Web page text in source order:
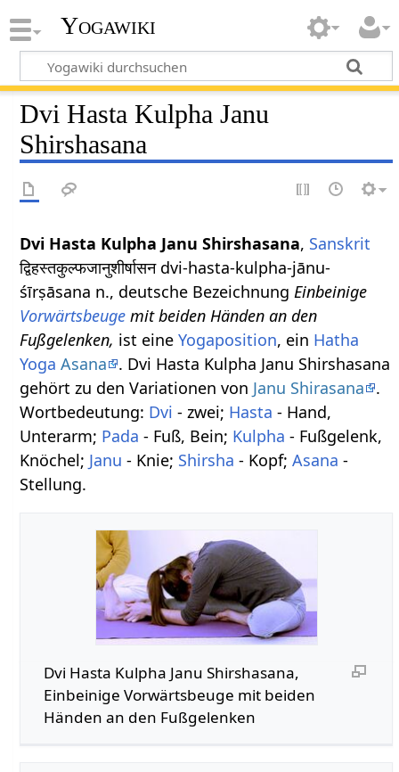
Yogawiki
Dvi Hasta Kulpha Janu
Shirshasana
Dvi Hasta Kulpha Janu Shirshasana, Sanskrit
द्विहस्तकुल्फजानुशीर्षासन dvi-hasta-kulpha-jānu-
śīrṣāsana n., deutsche BezeichnungEinbeinige
Vorwärtsbeuge mit beiden Händen an den
Fußgelenken, ist eineYogaposition, ein Hatha
Yoga Asana
. Dvi Hasta Kulpha Janu Shirshasana
gehört zu den Variationen von Janu Shirasana
.
Wortbedeutung: Dvi - zwei; Hasta - Hand,
Unterarm; Pada - Fuß, Bein; Kulpha - Fußgelenk,
Knöchel; Janu - Knie; Shirsha - Kopf;Asana -
Stellung.
Dvi Hasta Kulpha Janu Shirshasana,
Einbeinige Vorwärtsbeuge mit beiden
Händen an den Fußgelenken